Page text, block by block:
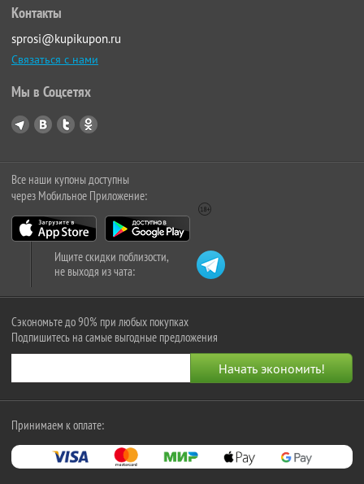
Контакты
sprosi@kupikupon.ru
Связаться с нами
Мы в Соцсетях
Все наши купоны доступны
через Мобильное Приложение:
Ищите скидки поблизости,
не выходя из чата:
Сэкономьте до 90% при любых покупках
Подпишитесь на самые выгодные предложения
Принимаем к оплате: